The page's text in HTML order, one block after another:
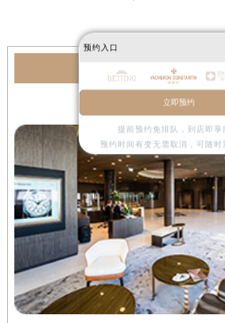
江诗丹顿服务中心
广州江诗丹顿售后服务中
预约入口
立即预约
提前预约免排队，到店即享
预约时间有变无需取消，可随时